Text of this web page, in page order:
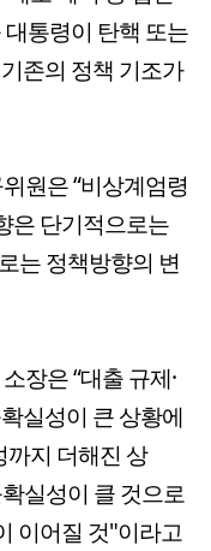
통령이 탄핵 또는
존의 정책 기조가
원은 “비상계엄령
은 단기적으로는
는 정책방향의 변
장은 “대출 규제·
실성이 큰 상황에
지 더해진 상
실성이 클 것으로
이어질 것"이라고